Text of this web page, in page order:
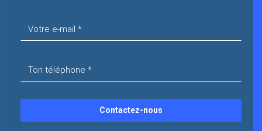
Contactez-nous